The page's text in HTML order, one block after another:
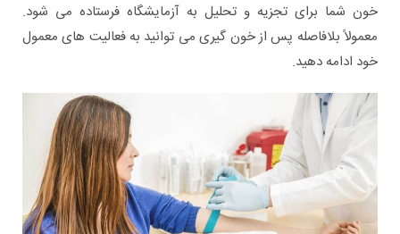
خون شما برای تجزیه و تحلیل به آزمایشگاه فرستاده می شود.
معمولاً بلافاصله پس از خون گیری می توانید به فعالیت های معمول
خود ادامه دهید.